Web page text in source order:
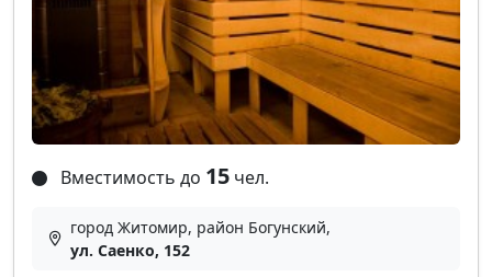
Вместимость до 15 чел.
город Житомир, район Богунский,
ул. Саенко, 152